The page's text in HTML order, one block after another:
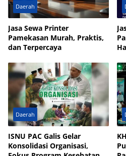
Daerah
Jasa Sewa Printer
Pamekasan Murah, Praktis,
dan Terpercaya
Daerah
ISNU PAC Galis Gelar
Konsolidasi Organisasi,